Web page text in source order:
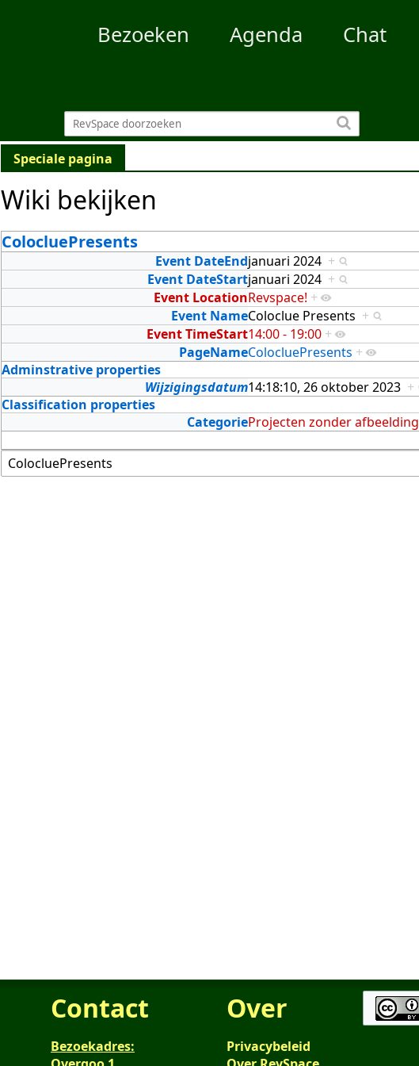
Bezoeken Agenda Chat
Speciale pagina
Wiki bekijken
ColocluePresents
Event DateEndjanuari 2024 +
Event DateStartjanuari 2024 +
Event LocationRevspace! +
Event NameColoclue Presents +
Event TimeStart14:00 - 19:00 +
PageNameColocluePresents +
Adminstrative properties
Wijzigingsdatum14:18:10, 26 oktober 2023 +
Classification properties
CategorieProjecten zonder afbeelding
Contact
Bezoekadres:
Over
Privacybeleid